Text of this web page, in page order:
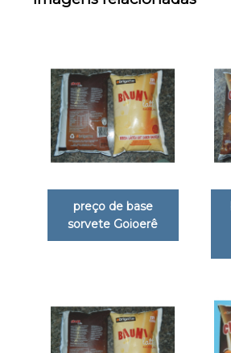
preço de base
sorvete Goioerê